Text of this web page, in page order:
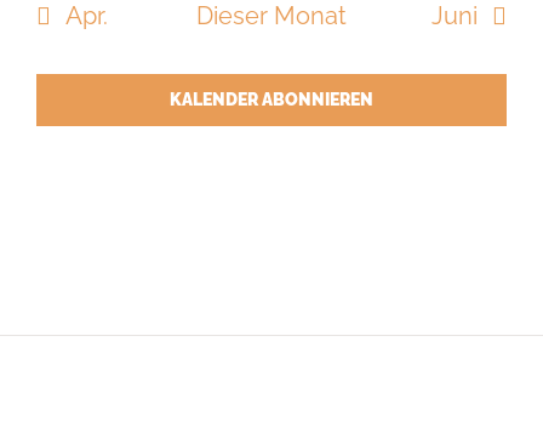
Apr. Dieser Monat Juni
KALENDER ABONNIEREN